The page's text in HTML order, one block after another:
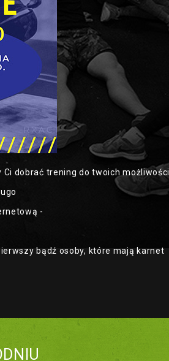
dobrać trening do twoich możliwości
-
bądź osoby, które mają karnet